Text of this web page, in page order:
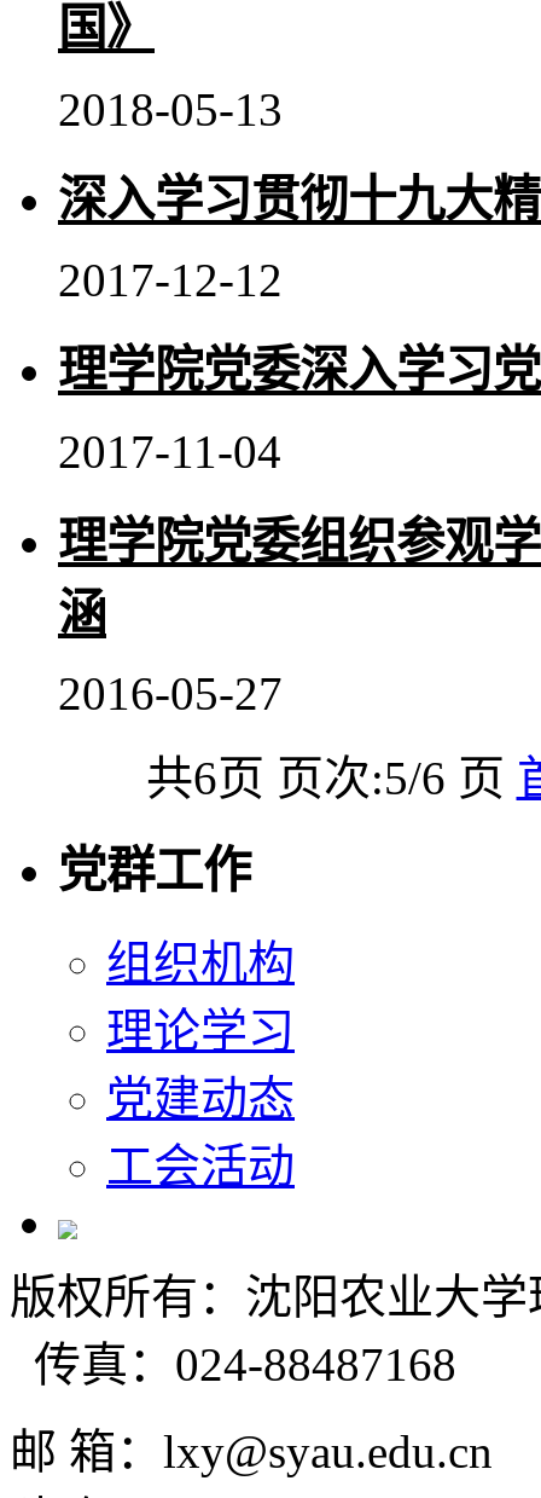
国》
2018-05-13
深入学习贯彻十九大
2017-12-12
理学院党委深入学习
2017-11-04
理学院党委组织参观
涵
2016-05-27
共6页 页次:5/6 页
党群工作
组织机构
理论学习
党建动态
工会活动
版权所有：沈阳农业大
传真：024-88487168
邮 箱：